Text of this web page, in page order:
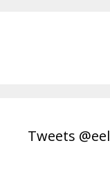
Tweets